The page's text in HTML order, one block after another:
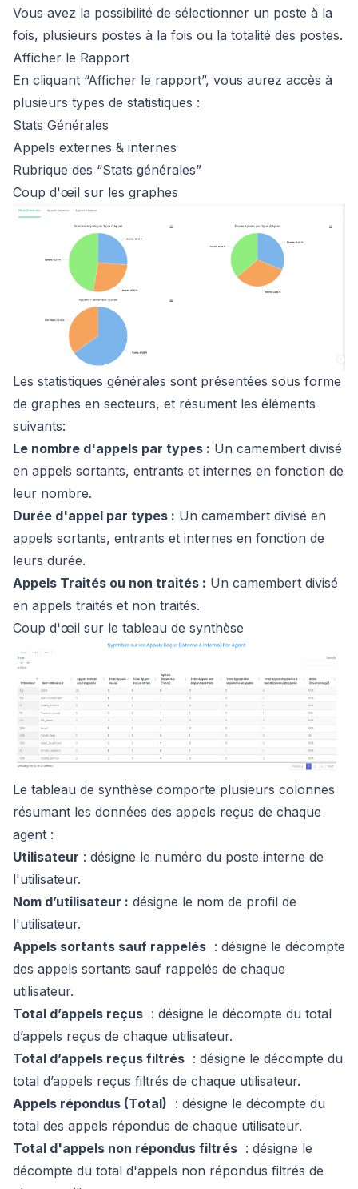
Vous avez la possibilité de sélectionner un poste à la
fois, plusieurs postes à la fois ou la totalité des postes.
Afficher le Rapport
En cliquant “Afficher le rapport”, vous aurez accès à
plusieurs types de statistiques :
Stats Générales
Appels externes & internes
Rubrique des “Stats générales”
Coup d'œil sur les graphes
Les statistiques générales sont présentées sous forme
de graphes en secteurs, et résument les éléments
suivants:
Le nombre d'appels par types : Un camembert divisé
en appels sortants, entrants et internes en fonction de
leur nombre.
Durée d'appel par types : Un camembert divisé en
appels sortants, entrants et internes en fonction de
leurs durée.
Appels Traités ou non traités : Un camembert divisé
en appels traités et non traités.
Coup d'œil sur le tableau de synthèse
Le tableau de synthèse comporte plusieurs colonnes
résumant les données des appels reçus de chaque
agent :
Utilisateur : désigne le numéro du poste interne de
l'utilisateur.
Nom d’utilisateur : désigne le nom de profil de
l'utilisateur.
Appels sortants sauf rappelés : désigne le décompte
des appels sortants sauf rappelés de chaque
utilisateur.
Total d’appels reçus : désigne le décompte du total
d’appels reçus de chaque utilisateur.
Total d’appels reçus filtrés : désigne le décompte du
total d’appels reçus filtrés de chaque utilisateur.
Appels répondus (Total) : désigne le décompte du
total des appels répondus de chaque utilisateur.
Total d'appels non répondus filtrés : désigne le
décompte du total d'appels non répondus filtrés de